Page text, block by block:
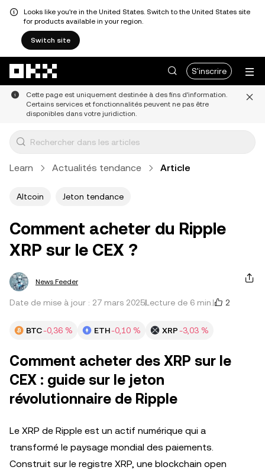
Looks like you're in the United States. Switch to the United States site
for products available in your region.
Switch site
S'inscrire
Cette page est uniquement destinée à des fins d'information.
Certains services et fonctionnalités peuvent ne pas être
disponibles dans votre juridiction.
Learn Actualités tendance Article
Altcoin Jeton tendance
Comment acheter du Ripple
XRP sur le CEX ?
News Feeder
Date de mise à jour : 27 mars 2025Lecture de 6 min. 2
BTC-0,36 % ETH-0,10 % XRP-3,03 %
Comment acheter des XRP sur le
CEX : guide sur le jeton
révolutionnaire de Ripple
Le XRP de Ripple est un actif numérique qui a
transformé le paysage mondial des paiements.
Construit sur le registre XRP, une blockchain open